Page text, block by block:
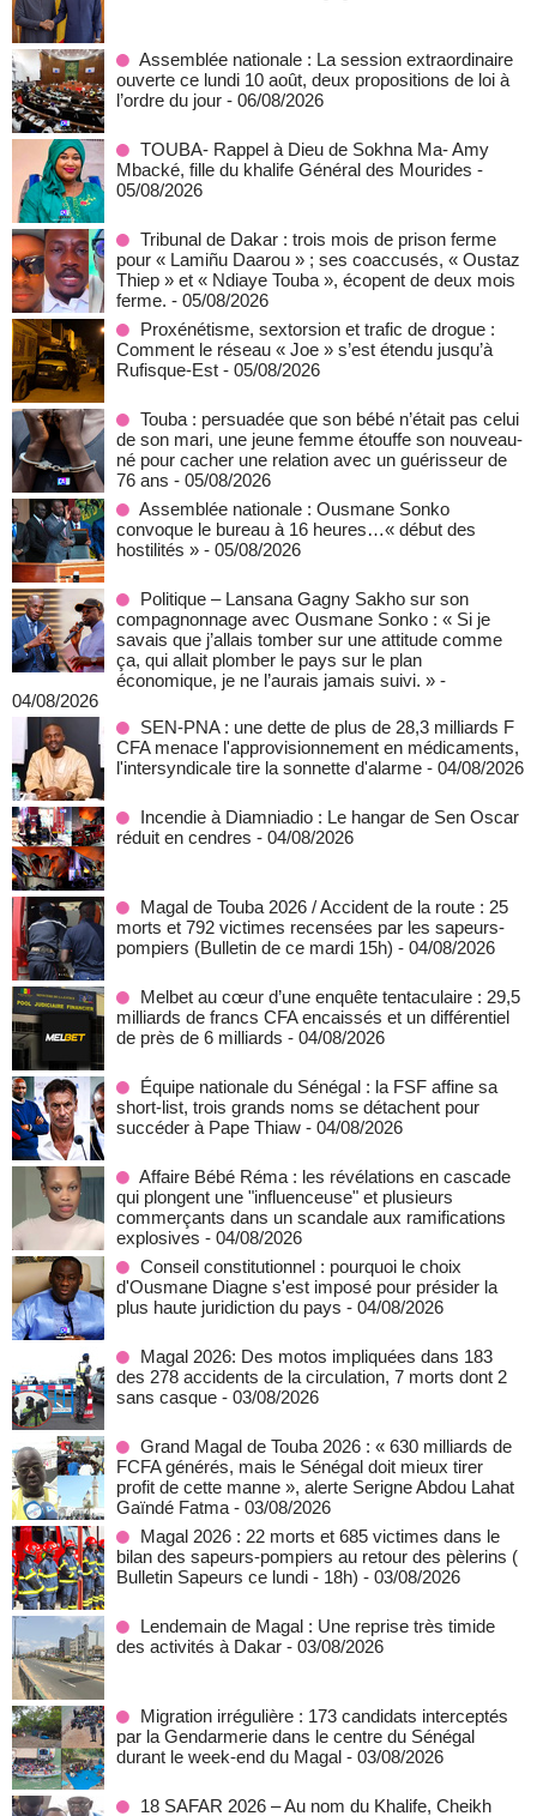
Assemblée nationale : La session extraordinaire
ouverte ce lundi 10 août, deux propositions de loi à
l’ordre du jour - 06/08/2026
TOUBA- Rappel à Dieu de Sokhna Ma- Amy
Mbacké, fille du khalife Général des Mourides -
05/08/2026
Tribunal de Dakar : trois mois de prison ferme
pour « Lamiñu Daarou » ; ses coaccusés, « Oustaz
Thiep » et « Ndiaye Touba », écopent de deux mois
ferme. - 05/08/2026
Proxénétisme, sextorsion et trafic de drogue :
Comment le réseau « Joe » s’est étendu jusqu’à
Rufisque-Est - 05/08/2026
Touba : persuadée que son bébé n’était pas celui
de son mari, une jeune femme étouffe son nouveau-
né pour cacher une relation avec un guérisseur de
76 ans - 05/08/2026
Assemblée nationale : Ousmane Sonko
convoque le bureau à 16 heures…« début des
hostilités » - 05/08/2026
Politique – Lansana Gagny Sakho sur son
compagnonnage avec Ousmane Sonko : « Si je
savais que j’allais tomber sur une attitude comme
ça, qui allait plomber le pays sur le plan
économique, je ne l’aurais jamais suivi. » -
04/08/2026
SEN-PNA : une dette de plus de 28,3 milliards F
CFA menace l'approvisionnement en médicaments,
l'intersyndicale tire la sonnette d'alarme - 04/08/2026
Incendie à Diamniadio : Le hangar de Sen Oscar
réduit en cendres - 04/08/2026
Magal de Touba 2026 / Accident de la route : 25
morts et 792 victimes recensées par les sapeurs-
pompiers (Bulletin de ce mardi 15h) - 04/08/2026
Melbet au cœur d’une enquête tentaculaire : 29,5
milliards de francs CFA encaissés et un différentiel
de près de 6 milliards - 04/08/2026
Équipe nationale du Sénégal : la FSF affine sa
short-list, trois grands noms se détachent pour
succéder à Pape Thiaw - 04/08/2026
Affaire Bébé Réma : les révélations en cascade
qui plongent une "influenceuse" et plusieurs
commerçants dans un scandale aux ramifications
explosives - 04/08/2026
Conseil constitutionnel : pourquoi le choix
d'Ousmane Diagne s'est imposé pour présider la
plus haute juridiction du pays - 04/08/2026
Magal 2026: Des motos impliquées dans 183
des 278 accidents de la circulation, 7 morts dont 2
sans casque - 03/08/2026
Grand Magal de Touba 2026 : « 630 milliards de
FCFA générés, mais le Sénégal doit mieux tirer
profit de cette manne », alerte Serigne Abdou Lahat
Gaïndé Fatma - 03/08/2026
Magal 2026 : 22 morts et 685 victimes dans le
bilan des sapeurs-pompiers au retour des pèlerins (
Bulletin Sapeurs ce lundi - 18h) - 03/08/2026
Lendemain de Magal : Une reprise très timide
des activités à Dakar - 03/08/2026
Migration irrégulière : 173 candidats interceptés
par la Gendarmerie dans le centre du Sénégal
durant le week-end du Magal - 03/08/2026
18 SAFAR 2026 – Au nom du Khalife, Cheikh